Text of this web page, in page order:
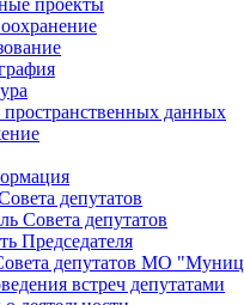
данных
депутатов
Совета депутатов
Председателя
депутатов МО
встреч депутатами